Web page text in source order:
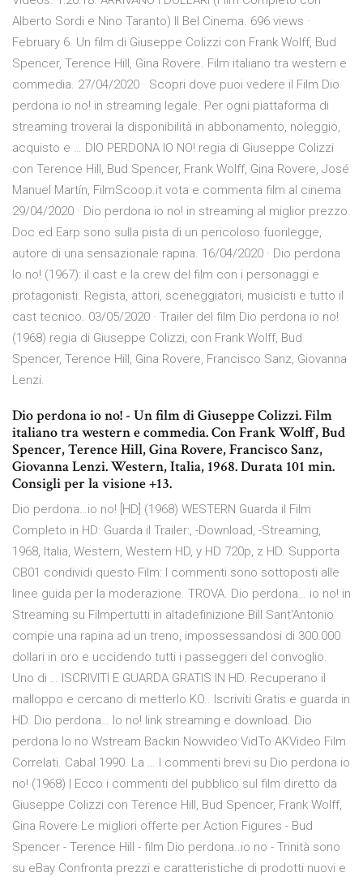
Alberto Sordi e Nino Taranto) Il Bel Cinema. 696 views ·
February 6. Un film di Giuseppe Colizzi con Frank Wolff, Bud
Spencer, Terence Hill, Gina Rovere. Film italiano tra western e
commedia. 27/04/2020 · Scopri dove puoi vedere il Film Dio
perdona io no! in streaming legale. Per ogni piattaforma di
streaming troverai la disponibilità in abbonamento, noleggio,
acquisto e … DIO PERDONA IO NO! regia di Giuseppe Colizzi
con Terence Hill, Bud Spencer, Frank Wolff, Gina Rovere, José
Manuel Martín, FilmScoop.it vota e commenta film al cinema
29/04/2020 · Dio perdona io no! in streaming al miglior prezzo.
Doc ed Earp sono sulla pista di un pericoloso fuorilegge,
autore di una sensazionale rapina. 16/04/2020 · Dio perdona
Io no! (1967): il cast e la crew del film con i personaggi e
protagonisti. Regista, attori, sceneggiatori, musicisti e tutto il
cast tecnico. 03/05/2020 · Trailer del film Dio perdona io no!
(1968) regia di Giuseppe Colizzi, con Frank Wolff, Bud
Spencer, Terence Hill, Gina Rovere, Francisco Sanz, Giovanna
Lenzi.
Dio perdona io no! - Un film di Giuseppe Colizzi. Film
italiano tra western e commedia. Con Frank Wolff, Bud
Spencer, Terence Hill, Gina Rovere, Francisco Sanz,
Giovanna Lenzi. Western, Italia, 1968. Durata 101 min.
Consigli per la visione +13.
Dio perdona…io no! [HD] (1968) WESTERN Guarda il Film
Completo in HD: Guarda il Trailer:, -Download, -Streaming,
1968, Italia, Western, Western HD, y HD 720p, z HD. Supporta
CB01 condividi questo Film: I commenti sono sottoposti alle
linee guida per la moderazione. TROVA. Dio perdona… io no! in
Streaming su Filmpertutti in altadefinizione Bill Sant'Antonio
compie una rapina ad un treno, impossessandosi di 300.000
dollari in oro e uccidendo tutti i passeggeri del convoglio.
Uno di … ISCRIVITI E GUARDA GRATIS IN HD. Recuperano il
malloppo e cercano di metterlo KO.. Iscriviti Gratis e guarda in
HD. Dio perdona… Io no! link streaming e download. Dio
perdona Io no Wstream Backin Nowvideo VidTo AKVideo Film
Correlati. Cabal 1990. La … I commenti brevi su Dio perdona io
no! (1968) | Ecco i commenti del pubblico sul film diretto da
Giuseppe Colizzi con Terence Hill, Bud Spencer, Frank Wolff,
Gina Rovere Le migliori offerte per Action Figures - Bud
Spencer - Terence Hill - film Dio perdona..io no - Trinità sono
su eBay Confronta prezzi e caratteristiche di prodotti nuovi e